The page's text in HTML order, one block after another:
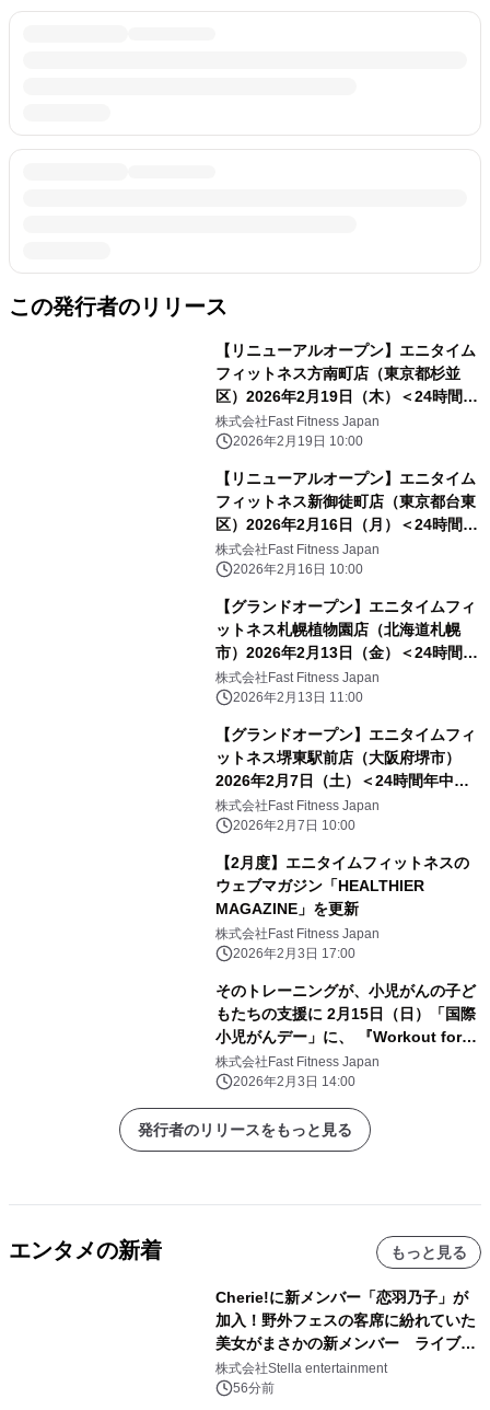
この発行者のリリース
【リニューアルオープン】エニタイム
フィットネス方南町店（東京都杉並
区）2026年2月19日（木）＜24時間年
中無休のフィットネスジム＞
株式会社Fast Fitness Japan
2026年2月19日 10:00
【リニューアルオープン】エニタイム
フィットネス新御徒町店（東京都台東
区）2026年2月16日（月）＜24時間年
中無休のフィットネスジム＞
株式会社Fast Fitness Japan
2026年2月16日 10:00
【グランドオープン】エニタイムフィ
ットネス札幌植物園店（北海道札幌
市）2026年2月13日（金）＜24時間年
中無休のフィットネスジム＞
株式会社Fast Fitness Japan
2026年2月13日 11:00
【グランドオープン】エニタイムフィ
ットネス堺東駅前店（大阪府堺市）
2026年2月7日（土）＜24時間年中無
休のフィットネスジム＞
株式会社Fast Fitness Japan
2026年2月7日 10:00
【2月度】エニタイムフィットネスの
ウェブマガジン「HEALTHIER
MAGAZINE」を更新
株式会社Fast Fitness Japan
2026年2月3日 17:00
そのトレーニングが、小児がんの子ど
もたちの支援に 2月15日（日）「国際
小児がんデー」に、 『Workout for
Children ～小児がん支援チャリティ
ランイベント～』を開催
株式会社Fast Fitness Japan
2026年2月3日 14:00
発行者のリリースをもっと見る
エンタメの新着 もっと見る
Cherie!に新メンバー「恋羽乃子」が
加入！野外フェスの客席に紛れていた
美女がまさかの新メンバー ライブ中
のサプライズ発表に会場騒然
株式会社Stella entertainment
56分前